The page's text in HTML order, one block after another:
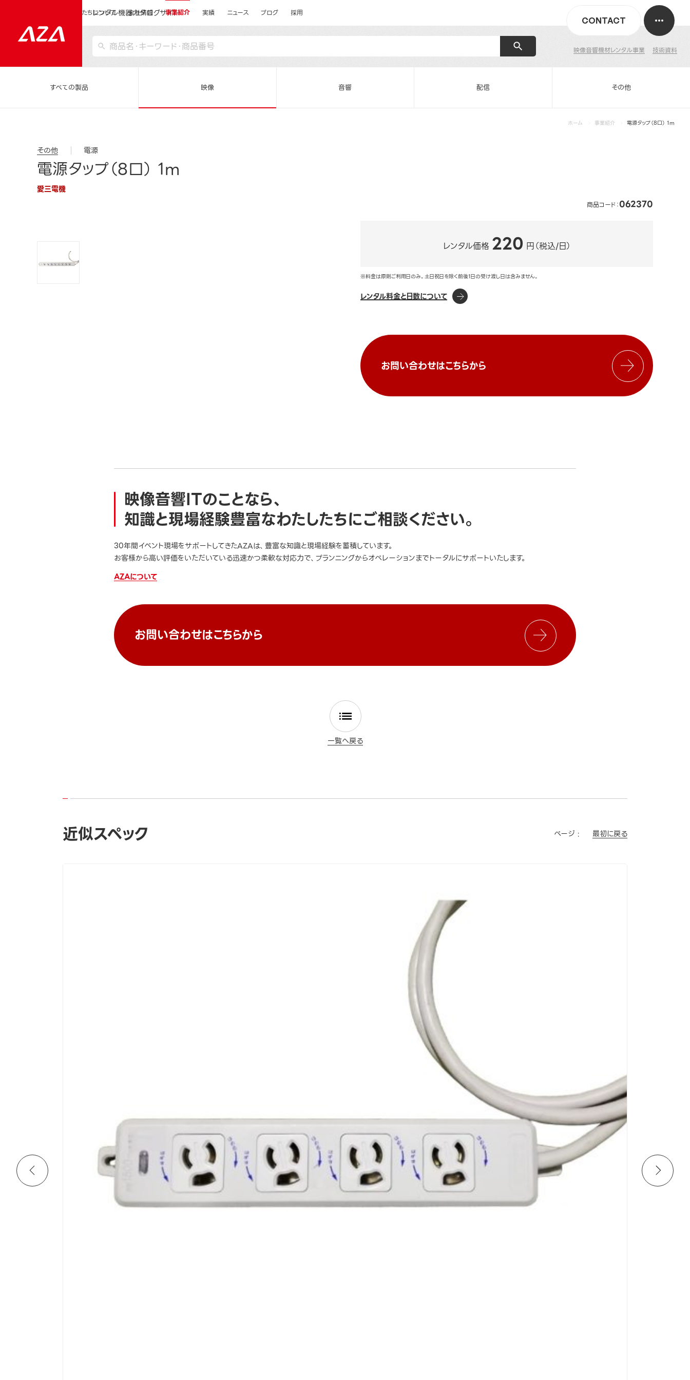
レンタル機器カタログサイト
映像音響機材レンタル事業 技術資料
CONTACT
私たちについて 会社情報 事業紹介 実績 ニュース ブログ 採用
すべての製品 映像 音響 配信 その他
ホーム 事業紹介 電源タップ（8口） 1m
その他 電源
電源タップ（8口） 1m
愛三電機
商品コード：062370
レンタル価格 220 円（税込/日）
※料金は原則ご利用日のみ。土日祝日を除く前後1日の受け渡し日は含みません。
レンタル料金と日数について
お問い合わせはこちらから
映像音響ITのことなら、
知識と現場経験豊富なわたしたちにご相談ください。
30年間イベント現場をサポートしてきたAZAは、豊富な知識と現場経験を蓄積しています。
お客様から高い評価をいただいている迅速かつ柔軟な対応力で、プランニングからオペレーションまでトータルにサポートいたします。
AZAについて
お問い合わせはこちらから
一覧へ戻る
近似スペック ページ : 最初に戻る